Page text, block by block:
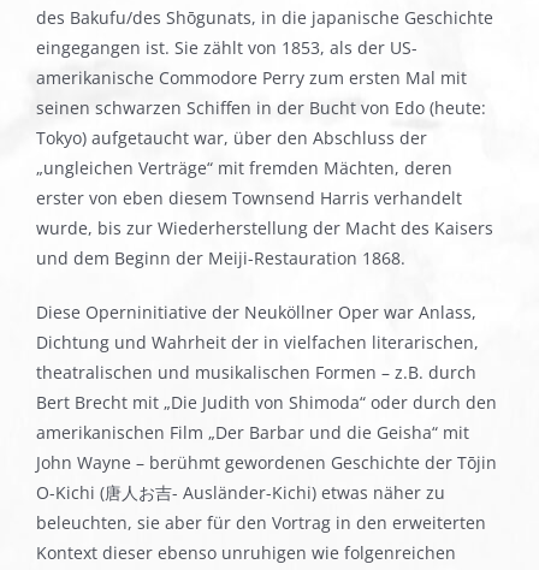
des Bakufu/des Shōgunats, in die japanische Geschichte
eingegangen ist. Sie zählt von 1853, als der US-
amerikanische Commodore Perry zum ersten Mal mit
seinen schwarzen Schiffen in der Bucht von Edo (heute:
Tokyo) aufgetaucht war, über den Abschluss der
„ungleichen Verträge“ mit fremden Mächten, deren
erster von eben diesem Townsend Harris verhandelt
wurde, bis zur Wiederherstellung der Macht des Kaisers
und dem Beginn der Meiji-Restauration 1868.
Diese Operninitiative der Neuköllner Oper war Anlass,
Dichtung und Wahrheit der in vielfachen literarischen,
theatralischen und musikalischen Formen – z.B. durch
Bert Brecht mit „Die Judith von Shimoda“ oder durch den
amerikanischen Film „Der Barbar und die Geisha“ mit
John Wayne – berühmt gewordenen Geschichte der Tōjin
O-Kichi (唐人お吉- Ausländer-Kichi) etwas näher zu
beleuchten, sie aber für den Vortrag in den erweiterten
Kontext dieser ebenso unruhigen wie folgenreichen